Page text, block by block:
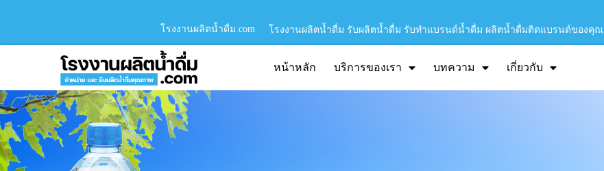
โรงงานผลิตน้ำดื่ม.com โรงงานผลิตน้ำดื่ม รับผลิตน้ำดื่ม รับทำแบรนด์น้ำดื่ม ผลิตน้ำดื่มติดแบรนด์ของคุณ
หน้าหลัก บริการของเรา บทความ เกี่ยวกับ